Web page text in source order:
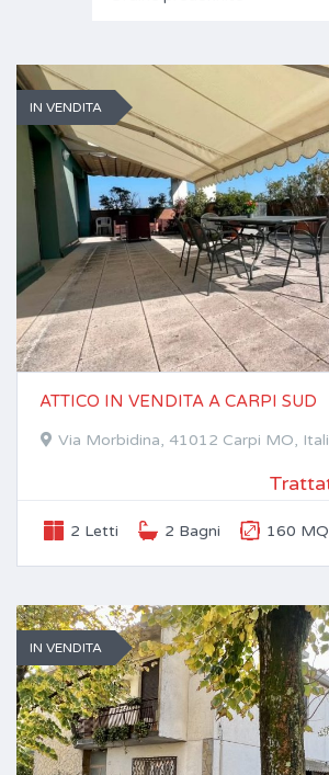
IN VENDITA
ATTICO IN VENDITA A CARPI SUD
Via Morbidina, 41012 Carpi MO,
2 Letti 2 Bagni 160
IN VENDITA